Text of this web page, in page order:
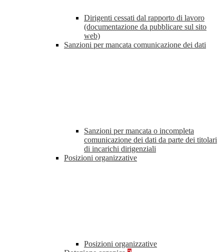
Dirigenti cessati dal rapporto di lavoro
(documentazione da pubblicare sul sito
web)
Sanzioni per mancata comunicazione dei dati
Sanzioni per mancata o incompleta
comunicazione dei dati da parte dei titolari
di incarichi dirigenziali
Posizioni organizzative
Posizioni organizzative